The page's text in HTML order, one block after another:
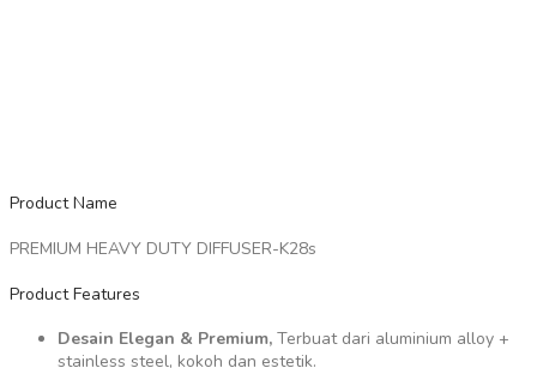
Product Name
PREMIUM HEAVY DUTY DIFFUSER-K28s
Product Features
Desain Elegan & Premium, Terbuat dari aluminium alloy +
stainless steel, kokoh dan estetik.